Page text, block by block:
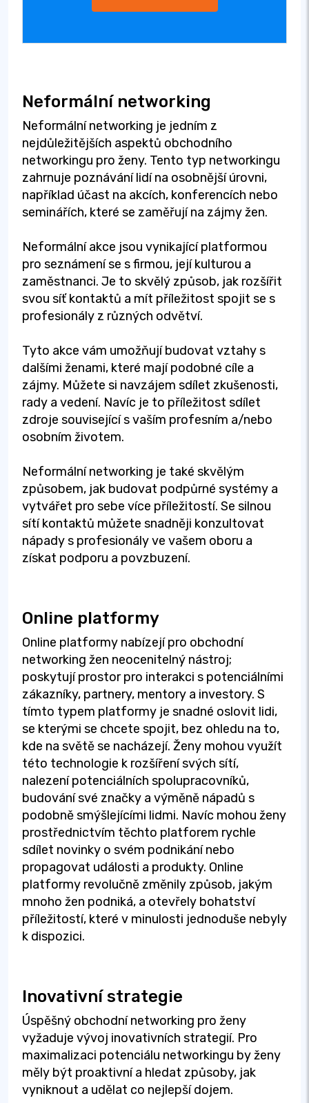
Neformální networking
Neformální networking je jedním z
nejdůležitějších aspektů obchodního
networkingu pro ženy. Tento typ networkingu
zahrnuje poznávání lidí na osobnější úrovni,
například účast na akcích, konferencích nebo
seminářích, které se zaměřují na zájmy žen.
Neformální akce jsou vynikající platformou
pro seznámení se s firmou, její kulturou a
zaměstnanci. Je to skvělý způsob, jak rozšířit
svou síť kontaktů a mít příležitost spojit se s
profesionály z různých odvětví.
Tyto akce vám umožňují budovat vztahy s
dalšími ženami, které mají podobné cíle a
zájmy. Můžete si navzájem sdílet zkušenosti,
rady a vedení. Navíc je to příležitost sdílet
zdroje související s vaším profesním a/nebo
osobním životem.
Neformální networking je také skvělým
způsobem, jak budovat podpůrné systémy a
vytvářet pro sebe více příležitostí. Se silnou
sítí kontaktů můžete snadněji konzultovat
nápady s profesionály ve vašem oboru a
získat podporu a povzbuzení.
Online platformy
Online platformy nabízejí pro obchodní
networking žen neocenitelný nástroj;
poskytují prostor pro interakci s potenciálními
zákazníky, partnery, mentory a investory. S
tímto typem platformy je snadné oslovit lidi,
se kterými se chcete spojit, bez ohledu na to,
kde na světě se nacházejí. Ženy mohou využít
této technologie k rozšíření svých sítí,
nalezení potenciálních spolupracovníků,
budování své značky a výměně nápadů s
podobně smýšlejícími lidmi. Navíc mohou ženy
prostřednictvím těchto platforem rychle
sdílet novinky o svém podnikání nebo
propagovat události a produkty. Online
platformy revolučně změnily způsob, jakým
mnoho žen podniká, a otevřely bohatství
příležitostí, které v minulosti jednoduše nebyly
k dispozici.
Inovativní strategie
Úspěšný obchodní networking pro ženy
vyžaduje vývoj inovativních strategií. Pro
maximalizaci potenciálu networkingu by ženy
měly být proaktivní a hledat způsoby, jak
vyniknout a udělat co nejlepší dojem.